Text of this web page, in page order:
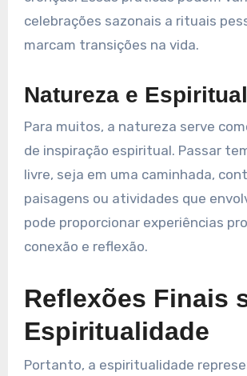
celebrações sazonais a rituais
marcam transições na vida.
Natureza e
Para muitos, a natureza serve
de inspiração espiritual. Passar
livre, seja em uma caminhada,
paisagens ou atividades que
pode proporcionar experiências
conexão e reflexão.
Reflexões Finais
Espiritualidade
Portanto, a espiritualidade